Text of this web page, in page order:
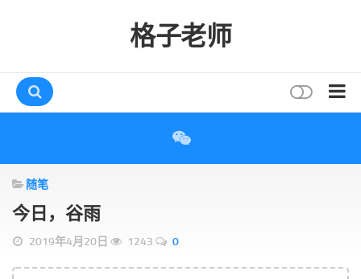
格子老师
互动
评论
打赏
随笔
今日，谷雨
2019年4月20日 1243 0